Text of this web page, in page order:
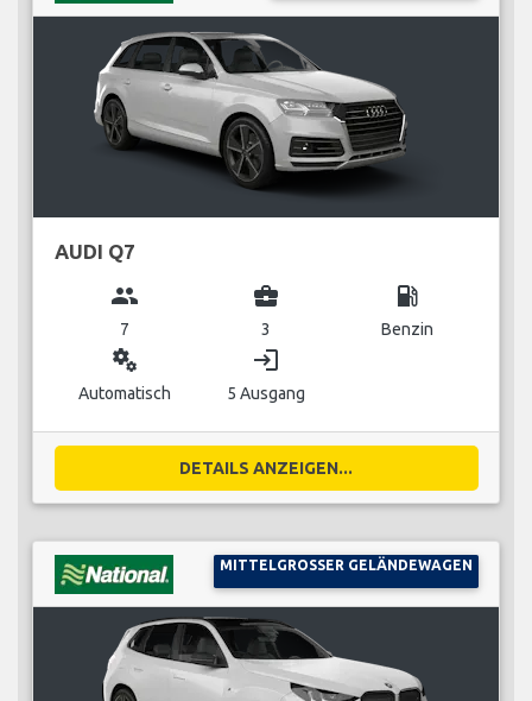
AUDI Q7
group
7
business_center
3
local_gas_station
Benzin
miscellaneous_services
Automatisch
login
5 Ausgang
DETAILS ANZEIGEN...
MITTELGROSSER GELÄNDEWAGEN